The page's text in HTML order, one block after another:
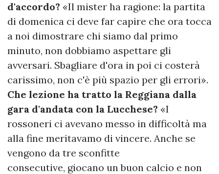
d'accordo? «Il mister ha ragione: la partita
di domenica ci deve far capire che ora tocca
a noi dimostrare chi siamo dal primo
minuto, non dobbiamo aspettare gli
avversari. Sbagliare d'ora in poi ci costerà
carissimo, non c'è più spazio per gli errori».
Che lezione ha tratto la Reggiana dalla
gara d'andata con la Lucchese? «I
rossoneri ci avevano messo in difficoltà ma
alla fine meritavamo di vincere. Anche se
vengono da tre sconfitte
consecutive, giocano un buon calcio e non